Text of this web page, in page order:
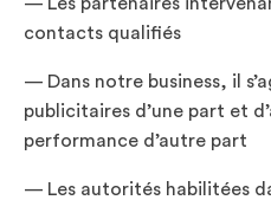
contacts qualifiés
— Dans notre business, il
publicitaires d’une part et
performance d’autre part
— Les autorités habilitées